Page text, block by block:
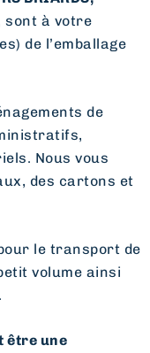
sont à votre
de l’emballage
de
Nous vous
des cartons et
le transport de
volume ainsi
être une